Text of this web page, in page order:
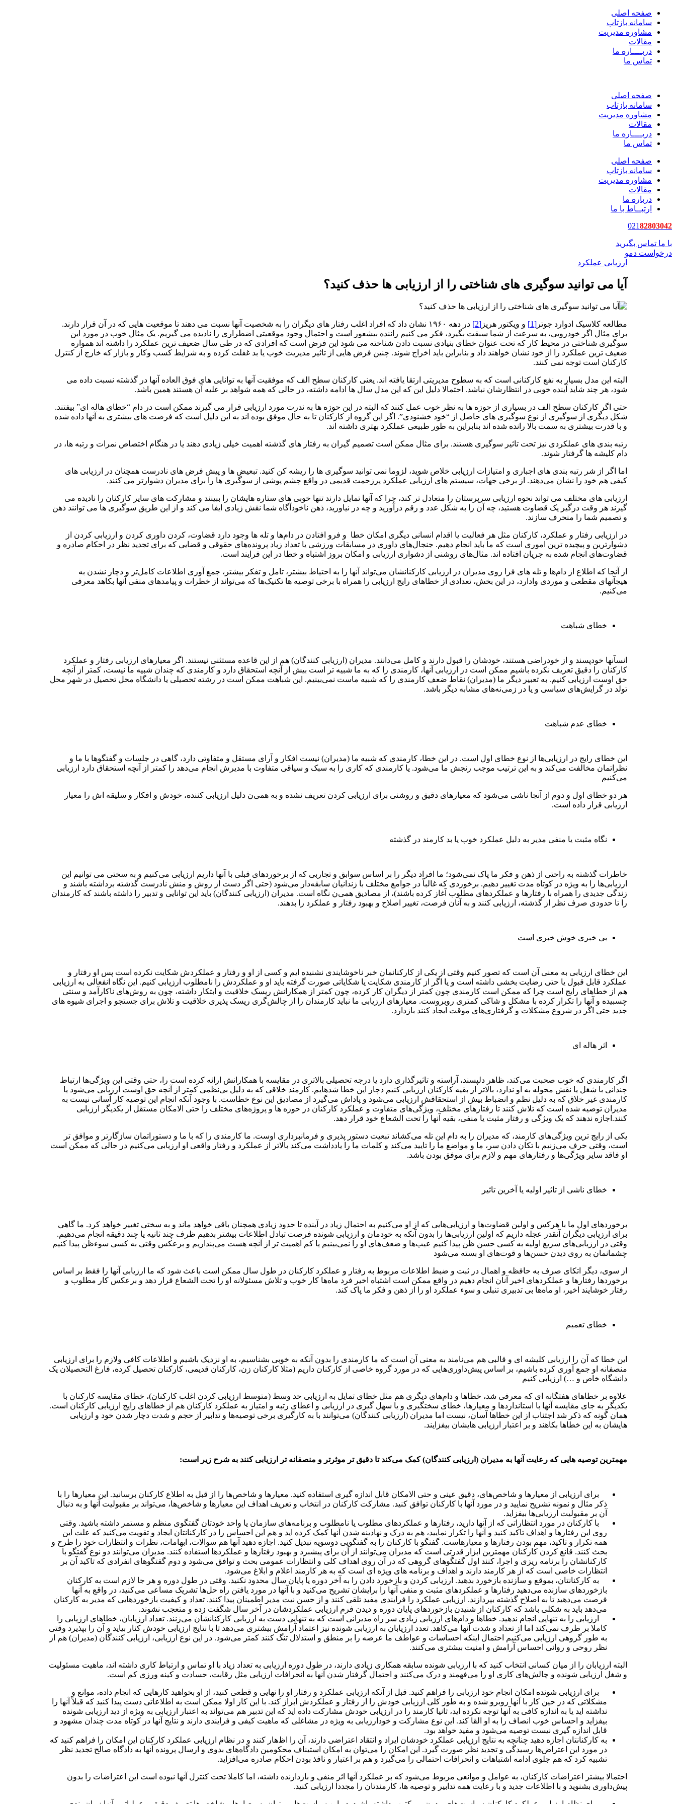
صفحه اصلی
سامانه بازتاب
مشاوره مدیریت
مقالات
دربــــاره ما
تماس ما
صفحه اصلی
سامانه بازتاب
مشاوره مدیریت
مقالات
دربــــاره ما
تماس ما
صفحه اصلی
سامانه بازتاب
مشاوره مدیریت
مقالات
درباره ما
ارتبــاط با ما
02182803042
با ما تماس بگیرید
درخواست دمو
ارزیابی عملکرد
آیا می توانید سوگیری های شناختی را از ارزیابی ها حذف کنید؟
مطالعه کلاسیک ادوارد جوتر [1] و ویکتور هریز [2]
در دهه ۱۹۶۰ نشان داد که افراد اغلب رفتار های دیگران را به شخصیت آنها نسبت می دهند تا موقعیت هایی که در آن قرار دارند.
برای مثال اگر خودرویی، به سرعت از شما سبقت بگیرد، فکر می کنیم راننده بیشعور است و احتمال وجود موقعیتی اضطراری را نادیده می گیریم. یک مثال خوب در مورد این
سوگیری شناختی در محیط کار که تحت عنوان خطای بنیادی نسبت دادن شناخته می شود این فرض است که افرادی که در طی سال ضعیف ترین عملکرد را داشته اند همواره
ضعیف ترین عملکرد را از خود نشان خواهند داد و بنابراین باید اخراج شوند. چنین فرض هایی از تاثیر مدیریت خوب یا بد غفلت کرده و به شرایط کسب وکار و بازار که خارج از کنترل
کارکنان است توجه نمی کنند.
البته این مدل بسیار به نفع کارکنانی است که به سطوح مدیریتی ارتقا یافته اند. یعنی کارکنان سطح الف که موفقیت آنها به توانایی های فوق العاده آنها در گذشته نسبت داده می
شود، هر چند شاید آینده خوبی در انتظارشان نباشد. احتمالا دلیل این که این مدل سال ها ادامه داشته، در حالی که همه شواهد بر علیه آن هستند همین باشد.
حتی اگر کارکنان سطح الف در بسیاری از حوزه ها به نظر خوب عمل کنند که البته در این حوزه ها به ندرت مورد ارزیابی قرار می گیرند ممکن است در دام “خطای هاله ای” بیفتند.
شکل دیگری از سوگیری از نوع سوگیری های حاصل از “خود خشنودی”. اگر این گروه از کارکنان تا به حال موفق بوده اند به این دلیل است که فرصت های بیشتری به آنها داده شده
و با قدرت بیشتری به سمت بالا رانده شده اند بنابراین به طور طبیعی عملکرد بهتری داشته اند.
رتبه بندی های عملکردی نیز تحت تاثیر سوگیری هستند. برای مثال ممکن است تصمیم گیران به رفتار های گذشته اهمیت خیلی زیادی دهند یا در هنگام اختصاص نمرات و رتبه ها، در
دام کلیشه ها گرفتار شوند.
اما اگر از شر رتبه بندی های اجباری و امتیازات ارزیابی خلاص شوید، لزوما نمی توانید سوگیری ها را ریشه کن کنید. تبعیض ها و پیش فرض های نادرست همچنان در ارزیابی های
کیفی هم خود را نشان می‌دهند. از برخی جهات، سیستم های ارزیابی عملکرد پرزحمت قدیمی در واقع چشم پوشی از سوگیری ها را برای مدیران دشوارتر می کنند.
ارزیابی های مختلف می تواند نحوه ارزیابی سرپرستان را متعادل تر کند، چرا که آنها تمایل دارند تنها خوبی های ستاره هایشان را ببینند و مشارکت های سایر کارکنان را نادیده می
گیرند هر وقت درگیر یک قضاوت هستید، چه آن را به شکل عدد و رقم درآورید و چه در نیاورید، ذهن ناخودآگاه شما نقش زیادی ایفا می کند و از این طریق سوگیری ها می توانند ذهن
و تصمیم شما را منحرف سازند.
در ارزیابی رفتار و عملکرد، کارکنان مثل هر فعالیت یا اقدام انسانی دیگری امکان خطا و فرو افتادن در دام‌ها و تله ‌ها وجود دارد قضاوت، کردن داوری کردن و ارزیابی کردن از
دشوارترین و پیچیده ترین اموری است که ما باید انجام دهیم. جنجال‌‌های داوری در مسابقات ورزشی یا تعداد زیاد پرونده‌‌های حقوقی و قضایی که برای تجدید نظر در احکام صادره و
قضاوت‌‌های انجام شده به جریان افتاده اند. مثال‌های روشنی از دشواری ارزیابی و امکان بروز اشتباه و خطا در این فرایند است.
از آنجا که اطلاع از دام‌ها و تله ‌های فرا روی مدیران در ارزیابی کارکنانشان می‌‌تواند آنها را به احتیاط بیشتر، تامل و تفکر بیشتر، جمع آوری اطلاعات کامل‌تر و دچار نشدن به
هیجآنهای مقطعی و موردی وادارد، در این بخش، تعدادی از خطا‌های رایج ارزیابی را همراه با برخی توصیه ‌ها تکنیک‌‌ها که می‌‌تواند از خطرات و پیامد‌های منفی آنها بکاهد معرفی
می‌‌کنیم.
خطای شباهت
انسآنها خودپسند و از خودراضی هستند، خودشان را قبول دارند و کامل می‌‌دانند. مدیران (ارزیابی کنندگان) هم از این قاعده مستثنی نیستند. اگر معیار‌های ارزیابی رفتار و عملکرد
کارکنان را دقیق تعریف نکرده باشیم ممکن است در ارزیابی آنها، کارمندی را که به ما شبیه تر است بیش از آنچه استحقاق دارد و کارمندی که چندان شبیه ما نیست، کمتر از آنچه
حق اوست ارزیابی کنیم. به تعبیر دیگر ما (مدیران) نقاط ضعف کارمندی را که شبیه ماست نمی‌‌بینیم. این شباهت ممکن است در رشته تحصیلی یا دانشگاه محل تحصیل در شهر محل
تولد در گرایش‌های سیاسی و یا در زمی‌نه‌‌های مشابه دیگر باشد.
خطای عدم شباهت
این خطای رایج در ارزیابی‌‌ها از نوع خطای اول است. در این خطا، کارمندی که شبیه ما (مدیران) نیست افکار و آرای مستقل و متفاوتی دارد، گاهی در جلسات و گفتگو‌ها با ما و
نظراتمان مخالفت می‌‌کند و به این ترتیب موجب رنجش ما می‌‌شود. یا کارمندی که کاری را به سبک و سیاقی متفاوت با مدیرش انجام می‌دهد را کمتر از آنچه استحقاق دارد ارزیابی
می‌‌کنیم
هر دو خطای اول و دوم از آنجا ناشی می‌‌شود که معیار‌های دقیق و روشنی برای ارزیابی کردن تعریف نشده و به همی‌ن دلیل ارزیابی کننده، خودش و افکار و سلیقه اش را معیار
ارزیابی قرار داده است.
نگاه مثبت یا منفی مدیر به دلیل عملکرد خوب یا بد کارمند در گذشته
خاطرات گذشته به راحتی از ذهن و فکر ما پاک نمی‌‌شود؛ ما افراد دیگر را بر اساس سوابق و تجاربی که از برخورد‌های قبلی با آنها داریم ارزیابی می‌‌کنیم و به سختی می‌ توانیم این
ارزیابی‌‌ها را به ویژه در کوتاه مدت تغییر دهیم. برخوردی که غالباً در جوامع مختلف با زندانیان سابقه‌دار می‌‌شود (حتی اگر دست از روش و منش نادرست گذشته برداشته باشند و
زندگی جدیدی را همراه با رفتار‌ها و عملکرد‌های مطلوب آغاز کرده باشند)، از مصادیق همی‌ن نگاه است. مدیران (ارزیابی کنندگان) باید این توانایی و تدبیر را داشته باشند که کارمندان
را تا حدودی صرف نظر از گذشته، ارزیابی کنند و به آنان فرصت، تغییر اصلاح و بهبود رفتار و عملکرد را بدهند.
بی خبری خوش خبری است
این خطای ارزیابی به معنی آن است که تصور کنیم وقتی از یکی از کارکنانمان خبر ناخوشایندی نشنیده ایم و کسی از او و رفتار و عملکردش شکایت نکرده است پس او رفتار و
عملکرد قابل قبول یا حتی رضایت بخشی داشته است و یا اگر از کارمندی شکایت یا شکایاتی صورت گرفته باید او و عملکردش را نامطلوب ارزیابی کنیم. این نگاه انفعالی به ارزیابی
هم از خطا‌های رایج است چرا که ممکن است کارمندی چون کمتر از دیگران کار کرده، چون کمتر از همکارانش ریسک خلاقیت و ابتکار داشته، چون به روش‌های ناکارآمد و سنتی
چسبیده و آنها را تکرار کرده با مشکل و شاکی کمتری روبروست. معیار‌های ارزیابی ما نباید کارمندان را از چالش‌گری ریسک پذیری خلاقیت و تلاش برای جستجو و اجرای شیوه ‌های
جدید حتی اگر در شروع مشکلات و گرفتاری‌های موقت ایجاد کنند بازدارد.
اثر ‌هاله ای
اگر کارمندی که خوب صحبت می‌‌کند، ظاهر دلپسند، آراسته و تاثیرگذاری دارد یا درجه تحصیلی بالاتری در مقایسه با همکارانش ارائه کرده است را، حتی وقتی این ویژگی‌ها ارتباط
چندانی با شغل یا نقش محوله به او ندارد، بالاتر از بقیه کارکنان ارزیابی کنیم دچار این خطا شد‌هایم. کارمند خلاقی که به دلیل بی‌نظمی‌ کمتر از آنچه حق اوست ارزیابی می‌‌شود یا
کارمندی غیر خلاق که به دلیل نظم و انضباط بیش از استحقاقش ارزیابی می‌‌شود و پاداش می‌‌گیرد از مصادیق این نوع خطاست. با وجود آنکه انجام این توصیه کار آسانی نیست به
مدیران توصیه شده است که تلاش کنند تا رفتار‌های مختلف، ویژگی‌های متفاوت و عملکرد کارکنان در حوزه ‌ها و پروژه‌های مختلف را حتی الامکان مستقل از یکدیگر ارزیابی
کنند.اجازه ندهند که یک ویژگی و رفتار مثبت یا منفی، بقیه آنها را تحت الشعاع خود قرار دهد.
یکی از رایج ترین ویژگی‌های کارمند، که مدیران را به دام این تله می‌کشاند تبعیت دستور پذیری و فرمانبرداری اوست. ما کارمندی را که با ما و دستوراتمان سازگارتر و موافق تر
است، وقتی حرف می‌زنیم با تکان دادن سر، ما و مواضع ما را تایید می‌‌کند و کلمات ما را یادداشت می‌کند بالاتر از عملکرد و رفتار واقعی او ارزیابی می‌‌کنیم در حالی که ممکن است
او فاقد سایر ویژگی‌ها و رفتار‌های مهم و لازم برای موفق بودن باشد.
خطای ناشی از تاثیر اولیه یا آخرین تاثیر
برخورد‌های اول ما با هرکس و اولین قضاوت‌‌ها و ارزیابی‌‌هایی که از او می‌‌کنیم به احتمال زیاد در آینده تا حدود زیادی همچنان باقی خواهد ماند و به سختی تغییر خواهد کرد. ما گاهی
برای ارزیابی دیگران آنقدر عجله داریم که اولین ارزیابی‌‌ها را بدون آنکه به خودمان و ارزیابی شونده فرصت تبادل اطلاعات بیشتر بدهیم ظرف چند ثانیه یا چند دقیقه انجام می‌‌دهیم.
وقتی در ارزیابی‌‌های سریع اولیه به کسی حسن ظن پیدا کنیم عیب‌‌ها و ضعف‌‌های او را نمی‌‌بینیم یا کم اهمیت تر از آنچه هست می‌‌پنداریم و برعکس وقتی به کسی سوءظن پیدا کنیم
چشمانمان به روی دیدن حسن‌ها و قوت‌های او بسته می‌شود
از سوی، دیگر اتکای صرف به حافظه و اهمال در ثبت و ضبط اطلاعات مربوط به رفتار و عملکرد کارکنان در طول سال ممکن است باعث شود که ما ارزیابی آنها را فقط بر اساس
برخورد‌ها رفتار‌ها و عملکرد‌های اخیر آنان انجام دهیم در واقع ممکن است اشتباه اخیر فرد ماه‌ها کار خوب و تلاش مسئولانه او را تحت الشعاع قرار دهد و برعکس کار مطلوب و
رفتار خوشایند اخیر، او ماه‌ها بی تدبیری تنبلی و سوء عملکرد او را از ذهن و فکر ما پاک کند.
خطای تعمیم
این خطا که آن را ارزیابی کلیشه ای و قالبی هم می‌نامند به معنی آن است که ما کارمندی را بدون آنکه به خوبی بشناسیم، به او نزدیک باشیم و اطلاعات کافی ولازم را برای ارزیابی
منصفانه او جمع آوری کرده باشیم، بر اساس پیش‌داوری‌هایی که در مورد گروه خاصی از کارکنان داریم (مثلا کارکنان زن، کارکنان قدیمی‌، کارکنان تحصیل کرده، فارغ التحصیلان یک
دانشگاه خاص و …) ارزیابی کنیم
علاوه بر خطا‌های هفتگانه ای که معرفی شد، خطا‌ها و دام‌های دیگری هم مثل خطای تمایل به ارزیابی حد وسط (متوسط ارزیابی کردن اغلب کارکنان)، خطای مقایسه کارکنان با
یکدیگر به جای مقایسه آنها با استاندارد‌ها و معیار‌ها، خطای سختگیری و یا سهل گیری در ارزیابی و اعطای رتبه و امتیاز به عملکرد کارکنان هم از خطا‌های رایج ارزیابی کارکنان است.
همان گونه که ذکر شد اجتناب از این خطا‌ها آسان، نیست اما مدیران (ارزیابی کنندگان) می‌توانند با به کارگیری برخی توصیه‌ها و تدابیر از حجم و شدت دچار شدن خود و ارزیابی
‌هایشان به این خطا‌ها بکاهند و بر اعتبار ارزیابی ‌هایشان بیفزایند.
مهمترین توصیه ‌هایی که رعایت آنها به مدیران (ارزیابی کنندگان) کمک می‌کند تا دقیق تر موثرتر و منصفانه تر ارزیابی کنند به شرح زیر است:
برای ارزیابی از معیار‌ها و شاخص‌های، دقیق عینی و حتی الامکان قابل اندازه گیری استفاده کنید. معیار‌ها و شاخص‌ها را از قبل به اطلاع کارکنان برسانید. این معیار‌ها را با
ذکر مثال و نمونه تشریح نمایید و در مورد آنها با کارکنان توافق کنید. مشارکت کارکنان در انتخاب و تعریف اهداف این معیار‌ها و شاخص‌ها، می‌تواند بر مقبولیت آنها و به دنبال
آن بر مقبولیت ارزیابی‌ها بیفزاید.
با کارکنان در مورد انتظاراتی که از آنها دارید، رفتار‌ها و عملکرد‌های مطلوب یا نامطلوب و برنامه‌های سازمان یا واحد خودتان گفتگوی منظم و مستمر داشته باشید. وقتی
روی این رفتار‌ها و اهداف تاکید کنید و آنها را تکرار نمایید، هم به درک و نهادینه شدن آنها کمک کرده اید و هم این احساس را در کارکنانتان ایجاد و تقویت می‌کنید که علت این
همه تکرار و تاکید، مهم بودن رفتار‌ها و معیار‌هاست. گفتگو با کارکنان را به گفتگویی دوسویه تبدیل کنید. اجازه دهید آنها هم سوالات، ابهامات، نظرات و انتظارات خود را طرح و
بحث کنند. قانع کردن کارکنان مهمترین ابزار قدرتی است که مدیران می‌توانند از آن برای پیشبرد و بهبود رفتار‌ها و عملکرد‌ها استفاده کنند. مدیران می‌توانند دو نوع گفتگو با
کارکنانشان را برنامه ریزی و اجرا، کنند اول گفتگو‌های گروهی که در آن روی اهداف کلی و انتظارات عمومی‌ بحث و توافق می‌شود و دوم گفتگو‌های انفرادی که تاکید آن بر
انتظارات خاصی است که از هر کارمند دارند و اهداف و برنامه ‌های ویژه ای است که به هر کارمند اعلام و ابلاغ می‌شود.
به کارکنانتان، بموقع و سازنده بازخورد بدهید. ارزیابی کردن و بازخورد دادن را به آخر دوره یا پایان سال محدود نکنید. وقتی در طول دوره و هر جا لازم است به کارکنان
بازخورد‌های سازنده می‌دهید رفتار‌ها و عملکرد‌های مثبت و منفی آنها را برایشان تشریح می‌کنید و با آنها در مورد یافتن راه حل‌ها تشریک مساعی می‌کنید، در واقع به آنها
فرصت می‌دهید تا به اصلاح گذشته بپردازند. ارزیابی عملکرد را فرایندی مفید تلقی کنند و از حسن نیت مدیر اطمینان پیدا کنند. تعداد و کیفیت بازخورد‌هایی که مدیر به کارکنان
می‌دهد باید به شکلی باشد که کارکنان از شنیدن بازخورد‌های پایان دوره و دیدن فرم ارزیابی عملکردشان در آخر سال شگفت زده و متعجب نشوند.
ارزیابی را به تنهایی انجام ندهید. خطا‌ها و دام‌های ارزیابی زیادی سر راه مدیرانی است که به تنهایی دست به ارزیابی کارکنانشان می‌زنند. تعداد ارزیابان، خطا‌های ارزیابی را
کاملا بر طرف نمی‌کند اما از تعداد و شدت آنها می‌کاهد. تعدد ارزیابان به ارزیابی شونده نیز اعتماد آرامش بیشتری می‌دهد تا با نتایج ارزیابی خودش کنار بیاید و آن را بپذیرد وقتی
به طور گروهی ارزیابی می‌کنیم احتمال اینکه احساسات و عواطف ما عرصه را بر منطق و استدلال تنگ کنند کمتر می‌شود. در این نوع ارزیابی، ارزیابی کنندگان (مدیران) هم از
نظر روحی و روانی احساس آرامش و امنیت بیشتری می‌کنند.
البته ارزیابان را از میان کسانی انتخاب کنید که با ارزیابی شونده سابقه همکاری زیادی دارند، در طول دوره ارزیابی به تعداد زیاد با او تماس و ارتباط کاری داشته اند، ماهیت مسئولیت
و شغل ارزیابی شونده و چالش‌های کاری او را می‌فهمند و درک می‌کنند و احتمال گرفتار شدن آنها به انحرافات ارزیابی مثل رقابت، حسادت و کینه ورزی کم است.
برای ارزیابی شونده امکان انجام خود ارزیابی را فراهم کنید. قبل از آنکه ارزیابی عملکرد و رفتار او را نهایی و قطعی کنید، از او بخواهید کار‌هایی که انجام داده، موانع و
مشکلاتی که در حین کار با آنها روبرو شده و به طور کلی ارزیابی خودش را از رفتار و عملکردش ابراز کند. با این کار اولا ممکن است به اطلاعاتی دست پیدا کنید که قبلاً آنها را
نداشته اید یا به اندازه کافی به آنها توجه نکرده اید، ثانیا کارمند را در ارزیابی خودش مشارکت داده اید که این تدبیر هم می‌تواند به اعتبار ارزیابی به ویژه از دید ارزیابی شونده
بیفزاید و احساس خوب انصاف را به او القا کند. این نوع مشارکت و خودارزیابی به ویژه در مشاغلی که ماهیت کیفی و فرایندی دارند و نتایج آنها در کوتاه مدت چندان مشهود و
قابل اندازه گیری نیست توصیه می‌شود و مفید خواهد بود.
به کارکنانتان اجازه دهید چنانچه به نتایج ارزیابی عملکرد خودشان ایراد و انتقاد اعتراضی دارند، آن را اظ‌هار کنند و در نظام ارزیابی عملکرد کارکنان این امکان را فراهم کنید که
در مورد این اعتراض‌ها رسیدگی و تجدید نظر صورت گیرد. این امکان را می‌توان به امکان استیناف محکومین دادگاه‌های بدوی و ارسال پرونده آنها به دادگاه صالح تجدید نظر
تشبیه کرد که هم جلوی ادامه اشتبا‌هات و انحرافات احتمالی را می‌گیرد و هم بر اعتبار و نافذ بودن احکام صادره می‌افزاید.
احتمالا بیشتر اعتراضات کارکنان، به عوامل و موانعی مربوط می‌شود که بر عملکرد آنها اثر منفی و بازدارنده داشته، اما کاملا تحت کنترل آنها نبوده است این اعتراضات را بدون
پیش‌داوری بشنوید و با اطلاعات جدید و با رعایت همه تدابیر و توصیه ‌ها، کارمندتان را مجددا ارزیابی کنید.